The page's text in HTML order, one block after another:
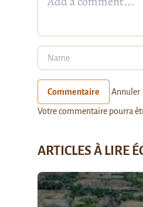
Commentaire Annuler
Votre commentaire pourra
ARTICLES À LIRE